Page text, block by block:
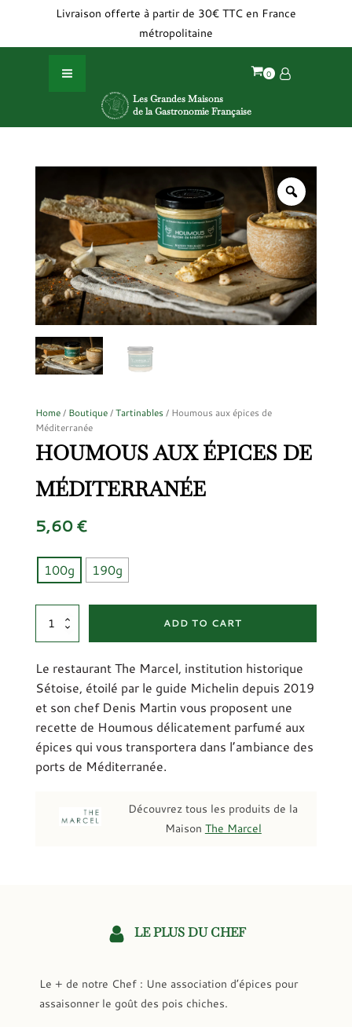
Livraison offerte à partir de 30€ TTC en France
métropolitaine
Les Grandes Maisons
de la Gastronomie Française
Home/ Boutique/Tartinables/ Houmous aux épices de
Méditerranée
HOUMOUS AUX ÉPICES DE
MÉDITERRANÉE
5,60€
100g 190g
Houmous
de
Méditerranée
quantity
ADD TO CART
Le restaurant The Marcel, institution historique
Sétoise, étoilé par le guide Michelin depuis 2019
et son chef Denis Martin vous proposent une
recette de Houmous délicatement parfumé aux
épices qui vous transportera dans l’ambiance des
ports de Méditerranée.
Découvrez tous les produits de la
Maison The Marcel
LE PLUS DU CHEF
Le + de notre Chef : Une association d’épices pour
assaisonner le goût des pois chiches.
Cookies management panel